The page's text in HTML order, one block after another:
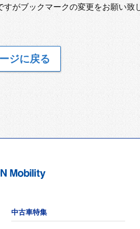
がブックマークの変更をお願い致
ジに戻る
中古車特集